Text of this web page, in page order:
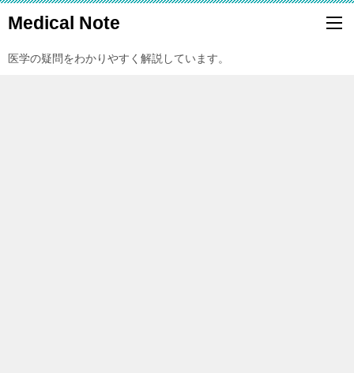
Medical Note
医学の疑問をわかりやすく解説しています。